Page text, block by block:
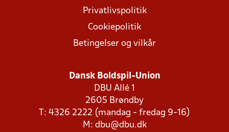
Privatlivspolitik
Cookiepolitik
Betingelser og vilkår
Dansk Boldspil-Union
DBU Allé 1
2605 Brøndby
T: 4326 2222 (mandag - fredag 9-16)
M: dbu@dbu.dk